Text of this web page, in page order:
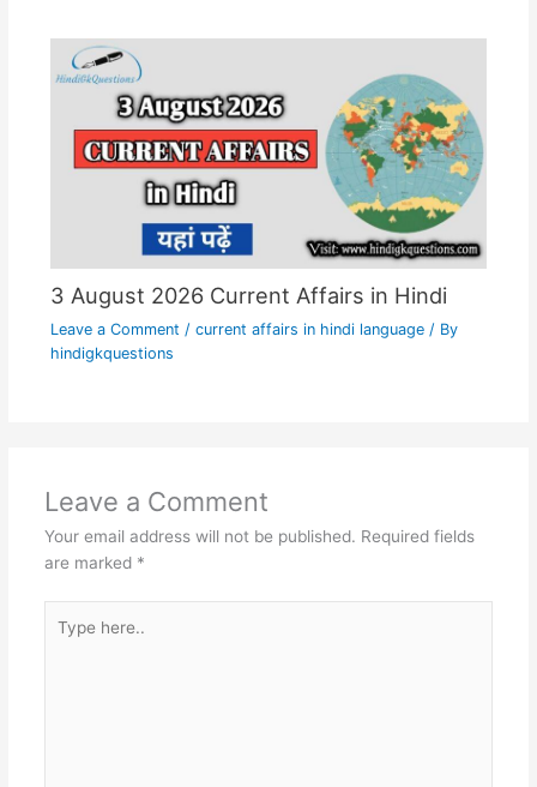
3 August 2026 Current Affairs in Hindi
Leave a Comment / current affairs in hindi language/ By
hindigkquestions
Leave a Comment
Your email address will not be published. Required fields
are marked *
here..